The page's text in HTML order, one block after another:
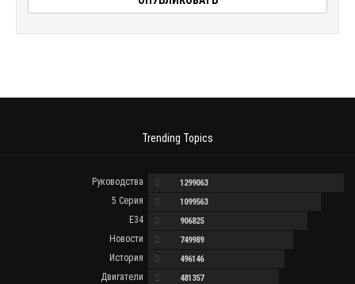
Trending Topics
Руководства 1299063
5 Серия 1099563
E34 906825
Новости 749989
История 496146
Двигатели 481357